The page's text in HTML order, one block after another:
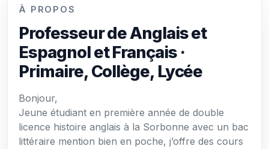
À PROPOS
Professeur de Anglais et
Espagnol et Français ·
Primaire, Collège, Lycée
Bonjour,
Jeune étudiant en première année de double
licence histoire anglais à la Sorbonne avec un bac
littéraire mention bien en poche, j’offre des cours